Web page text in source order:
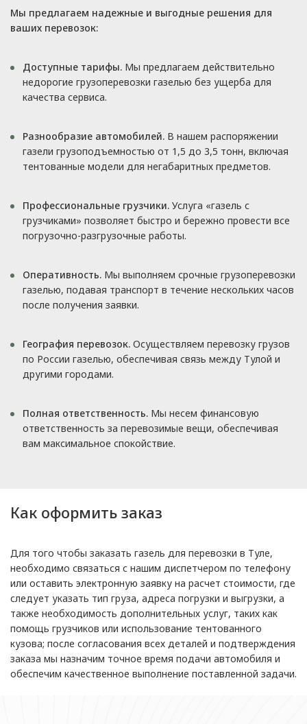
Мы предлагаем надежные и выгодные решения для
ваших перевозок:
Доступные тарифы. Мы предлагаем действительно
недорогие грузоперевозки газелью без ущерба для
качества сервиса.
Разнообразие автомобилей. В нашем распоряжении
газели грузоподъемностью от 1,5 до 3,5 тонн, включая
тентованные модели для негабаритных предметов.
Профессиональные грузчики. Услуга «газель с
грузчиками» позволяет быстро и бережно провести все
погрузочно-разгрузочные работы.
Оперативность. Мы выполняем срочные грузоперевозки
газелью, подавая транспорт в течение нескольких часов
после получения заявки.
География перевозок. Осуществляем перевозку грузов
по России газелью, обеспечивая связь между Тулой и
другими городами.
Полная ответственность. Мы несем финансовую
ответственность за перевозимые вещи, обеспечивая
вам максимальное спокойствие.
Как оформить заказ
Для того чтобы заказать газель для перевозки в Туле,
необходимо связаться с нашим диспетчером по телефону
или оставить электронную заявку на расчет стоимости, где
следует указать тип груза, адреса погрузки и выгрузки, а
также необходимость дополнительных услуг, таких как
помощь грузчиков или использование тентованного
кузова; после согласования всех деталей и подтверждения
заказа мы назначим точное время подачи автомобиля и
обеспечим качественное выполнение поставленной задачи.